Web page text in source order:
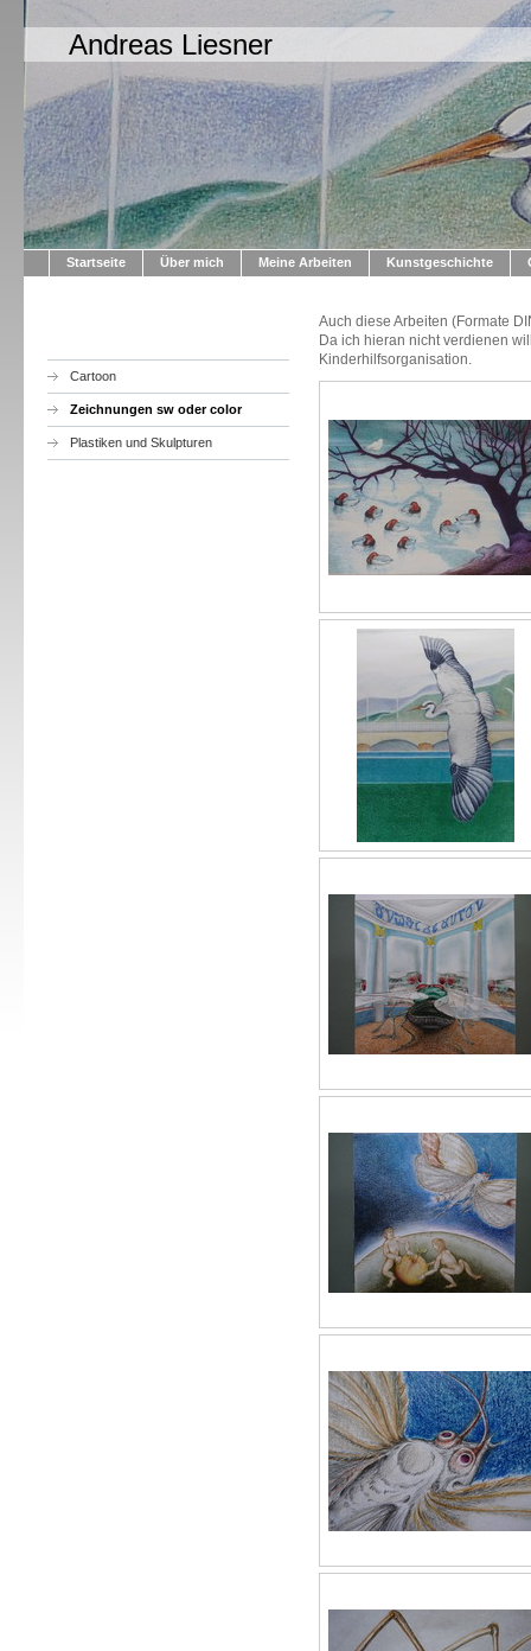
Andreas Liesner
Startseite Über mich Meine Arbeiten Kunstgeschichte
Cartoon
Zeichnungen sw oder color
Plastiken und Skulpturen
Auch diese Arbeiten (Formate
Da ich hieran nicht verdienen
Kinderhilfsorganisation.